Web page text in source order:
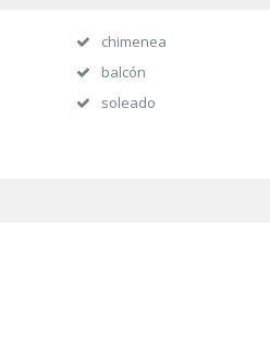
chimenea
balcón
soleado